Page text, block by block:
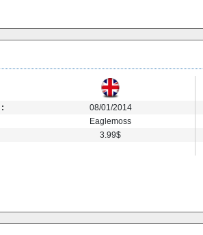
08/01/2014
Eaglemoss
3.99$